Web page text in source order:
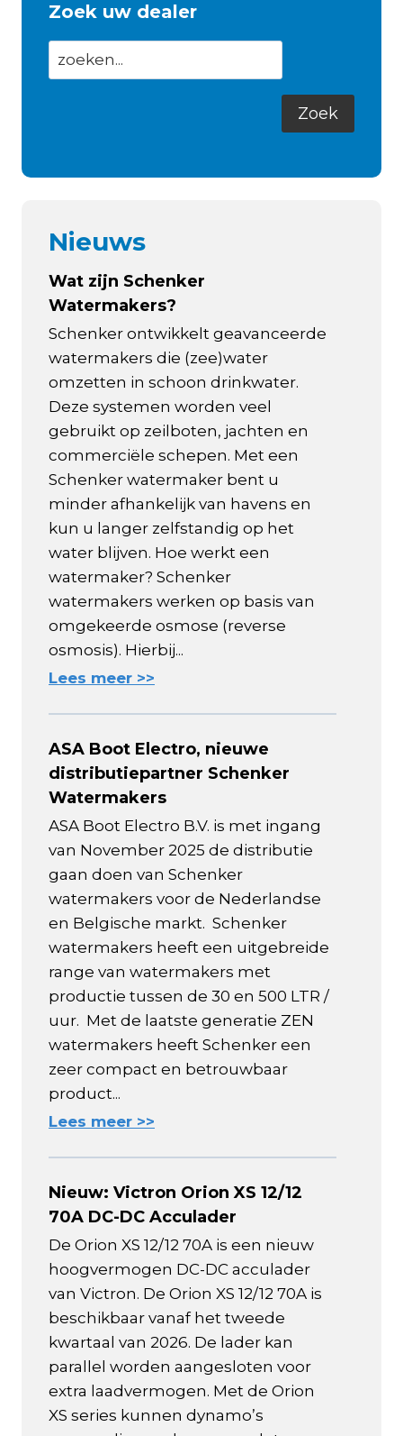
Zoek uw dealer
Nieuws
Wat zijn Schenker
Watermakers?
Schenker ontwikkelt geavanceerde
watermakers die (zee)water
omzetten in schoon drinkwater.
Deze systemen worden veel
gebruikt op zeilboten, jachten en
commerciële schepen. Met een
Schenker watermaker bent u
minder afhankelijk van havens en
kun u langer zelfstandig op het
water blijven. Hoe werkt een
watermaker? Schenker
watermakers werken op basis van
omgekeerde osmose (reverse
osmosis). Hierbij...
Lees meer >>
ASA Boot Electro, nieuwe
distributiepartner Schenker
Watermakers
ASA Boot Electro B.V. is met ingang
van November 2025 de distributie
gaan doen van Schenker
watermakers voor de Nederlandse
en Belgische markt. Schenker
watermakers heeft een uitgebreide
range van watermakers met
productie tussen de 30 en 500 LTR /
uur. Met de laatste generatie ZEN
watermakers heeft Schenker een
zeer compact en betrouwbaar
product...
Lees meer >>
Nieuw: Victron Orion XS 12/12
70A DC-DC Acculader
De Orion XS 12/12 70A is een nieuw
hoogvermogen DC-DC acculader
van Victron. De Orion XS 12/12 70A is
beschikbaar vanaf het tweede
kwartaal van 2026. De lader kan
parallel worden aangesloten voor
extra laadvermogen. Met de Orion
XS series kunnen dynamo’s